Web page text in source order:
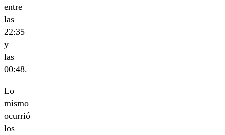
entre
las
22:35
y
las
00:48.
Lo
mismo
ocurrió
los